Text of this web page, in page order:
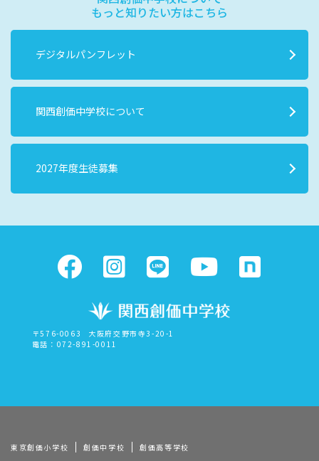
もっと知りたい方はこちら
デジタルパンフレット
関西創価中学校について
2027年度生徒募集
〒576-0063
大阪府交野市寺3-20-1
電話：072-891-0011
東京創価小学校 創価中学校 創価高等学校